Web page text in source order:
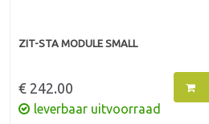
ZIT-STA MODULE SMALL
€ 242.00
leverbaar uitvoorraad